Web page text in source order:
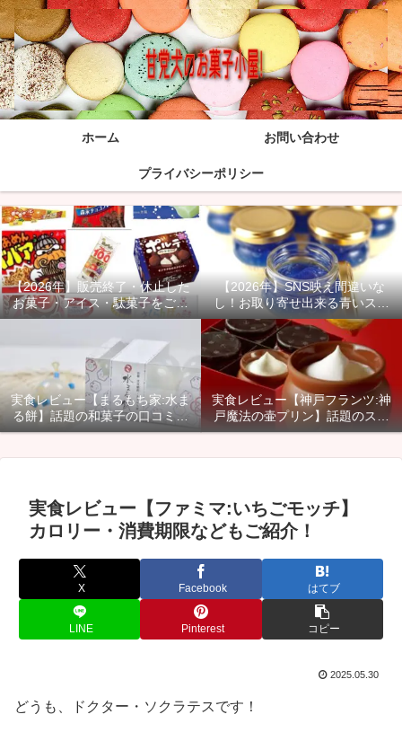
ホーム お問い合わせ
プライバシーポリシー
【2026年】販売終了・休止した
お菓子・アイス・駄菓子をご紹
介！
【2026年】SNS映え間違いな
し！お取り寄せ出来る青いスイ
ーツ商品をご紹介！
実食レビュー【まるもち家:水ま
る餅】話題の和菓子の口コミ・
カロリー・賞味期限などご紹
実食レビュー【神戸フランツ:神
戸魔法の壷プリン】話題のスイ
ーツのカロリー・口コミ・賞味
実食レビュー【ファミマ:いちごモッチ】
カロリー・消費期限などもご紹介！
X Facebook はてブ
LINE Pinterest コピー
2025.05.30
どうも、ドクター・ソクラテスです！